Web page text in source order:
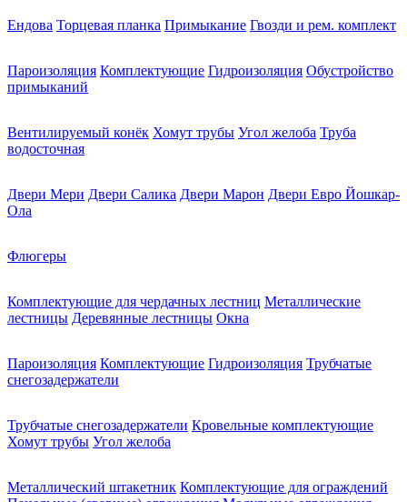
Ендова Торцевая планка Примыкание Гвозди и рем. комплект
Пароизоляция Комплектующие Гидроизоляция Обустройство
примыканий
Вентилируемый конёк Хомут трубы Угол желоба Труба
водосточная
Двери Мери Двери Салика Двери Марон Двери Евро Йошкар-
Ола
Флюгеры
Комплектующие для чердачных лестниц Металлические
лестницы Деревянные лестницы Окна
Пароизоляция Комплектующие Гидроизоляция Трубчатые
снегозадержатели
Трубчатые снегозадержатели Кровельные комплектующие
Хомут трубы Угол желоба
Металлический штакетник Комплектующие для ограждений